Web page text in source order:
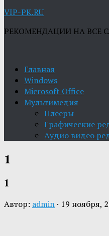
VIP-PK.RU
РЕКОМЕНДАЦИИ НА ВСЕ
Главная
Windows
Microsoft Office
Мультимедия
Плееры
Графические
Aудио видео
1
1
Автор: admin · 19 ноября,